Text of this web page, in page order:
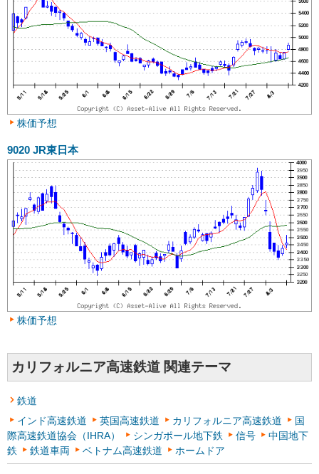
株価予想
9020 JR東日本
株価予想
カリフォルニア高速鉄道 関連テーマ
鉄道
インド高速鉄道
英国高速鉄道 カリフォルニア高速鉄道
国
際高速鉄道協会（IHRA）
シンガポール地下鉄 信号
中国地下
鉄
鉄道車両 ベトナム高速鉄道 ホームドア